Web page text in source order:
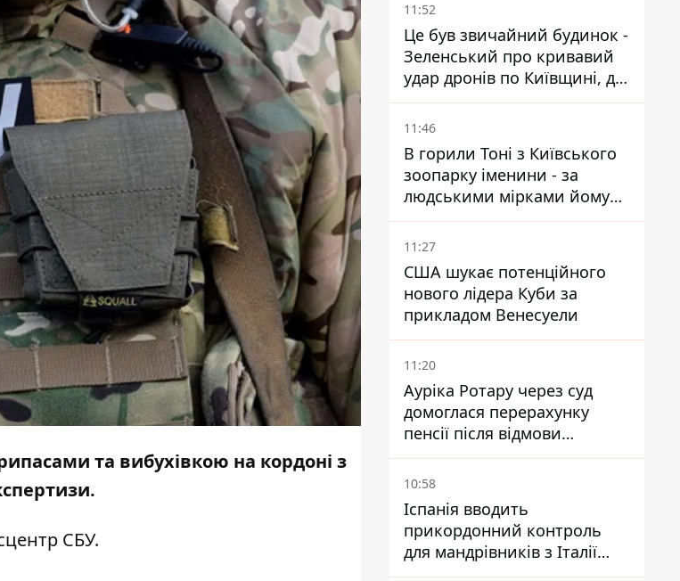
та вибухівкою на кордоні з
СБУ.
11:52
Це був звичайний будинок -
Зеленський про кривавий
удар дронів по Київщині, де
загинули дідусь, бабуся та їх
малолітній онук
11:46
В горили Тоні з Київського
зоопарку іменини - за
людськими мірками йому
вже понад 90 років
11:27
США шукає потенційного
нового лідера Куби за
прикладом Венесуели
11:20
Ауріка Ротару через суд
домоглася перерахунку
пенсії після відмови
Пенсійного фонду
10:58
Іспанія вводить
прикордонний контроль
для мандрівників з Італії
через міграційний конфлікт